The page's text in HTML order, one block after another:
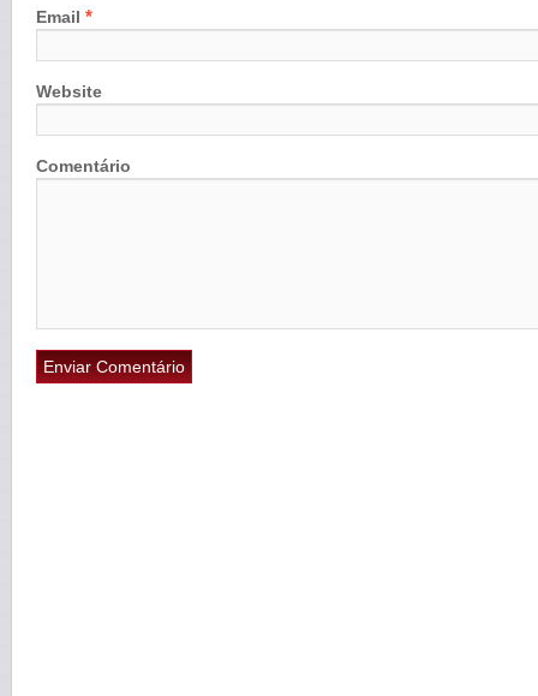
Email *
Website
Comentário